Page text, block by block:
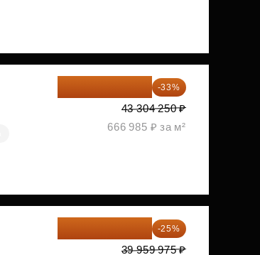
-33%
43 304 250 ₽
666 985 ₽ за м²
-25%
39 959 975 ₽